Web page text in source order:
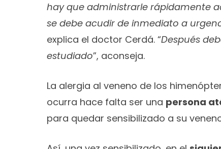
hay que administrarle rápidamente
se debe acudir de inmediato a
explica el doctor Cerdá. “Después
estudiado”, aconseja.
La alergia al veneno de los
ocurra hace falta ser una persona
para quedar sensibilizado a su